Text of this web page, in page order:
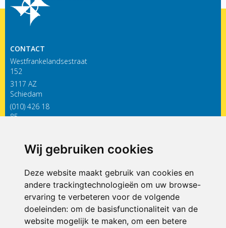
Wij gebruiken cookies
Deze website maakt gebruik van cookies en
andere trackingtechnologieën om uw browse-
ervaring te verbeteren voor de volgende
doeleinden: om de basisfunctionaliteit van de
website mogelijk te maken, om een betere
CONTACT
Westfrankelandsestraat
152
3117 AZ
Schiedam
(010) 426 18
85
ONDERDEEL VAN